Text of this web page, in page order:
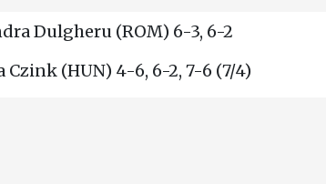
Dulgheru (ROM) 6-3, 6-2
(HUN) 4-6, 6-2, 7-6 (7/4)